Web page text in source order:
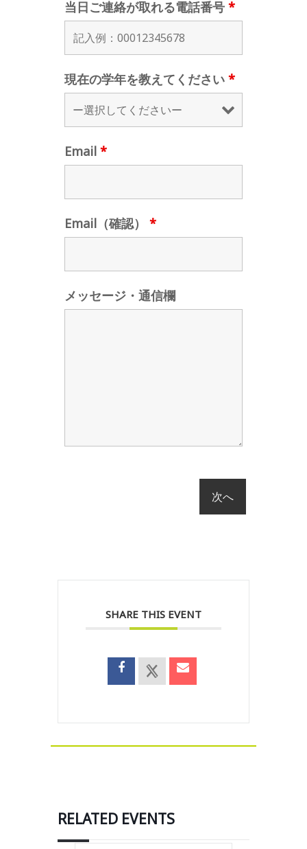
当日ご連絡が取れる電話番号 *
現在の学年を教えてください *
Email *
Email（確認） *
メッセージ・通信欄
SHARE THIS EVENT
RELATED EVENTS